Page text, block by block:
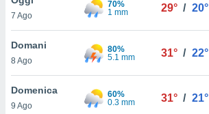
è
al sito
di
ci
di
7 Ago
70%
1 mm
29° / 20°
Domani
8 Ago
80%
5.1 mm
31° / 22°
Domenica
9 Ago
60%
0.3 mm
31° / 21°